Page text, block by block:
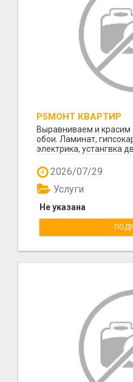
Р5МОНТ КВАРТИР
Выравниваем и красим
обои. Ламинат,
электрика, устангвка
2026/07/29
Не указана
Услуги